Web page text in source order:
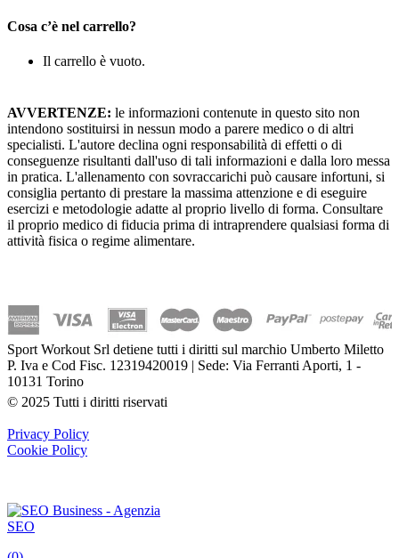
Cosa c’è nel carrello?
Il carrello è vuoto.
AVVERTENZE: le informazioni contenute in questo sito non
intendono sostituirsi in nessun modo a parere medico o di altri
specialisti. L'autore declina ogni responsabilità di effetti o di
conseguenze risultanti dall'uso di tali informazioni e dalla loro messa
in pratica. L'allenamento con sovraccarichi può causare infortuni, si
consiglia pertanto di prestare la massima attenzione e di eseguire
esercizi e metodologie adatte al proprio livello di forma. Consultare
il proprio medico di fiducia prima di intraprendere qualsiasi forma di
attività fisica o regime alimentare.
Sport Workout Srl detiene tutti i diritti sul marchio Umberto Miletto
P. Iva e Cod Fisc. 12319420019 | Sede: Via Ferranti Aporti, 1 -
10131 Torino
© 2025 Tutti i diritti riservati
Privacy Policy
Cookie Policy